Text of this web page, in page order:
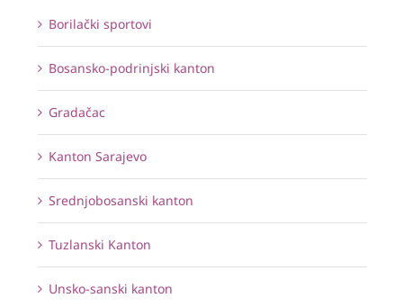
Borilački sportovi
Bosansko-podrinjski kanton
Gradačac
Kanton Sarajevo
Srednjobosanski kanton
Tuzlanski Kanton
Unsko-sanski kanton